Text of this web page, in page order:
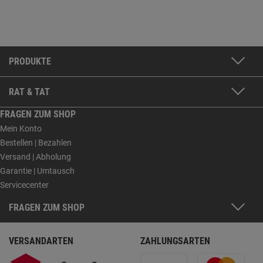
PRODUKTE
RAT & TAT
FRAGEN ZUM SHOP
Mein Konto
Bestellen | Bezahlen
Versand | Abholung
Garantie | Umtausch
Servicecenter
FRAGEN ZUM SHOP
VERSANDARTEN ZAHLUNGSARTEN